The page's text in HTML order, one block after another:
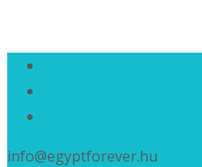
info@egyptforever.hu